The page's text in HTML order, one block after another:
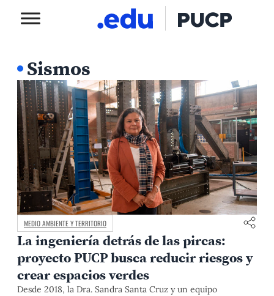
Sismos
MEDIO AMBIENTE Y TERRITORIO
La ingeniería detrás de las pircas:
proyecto PUCP busca reducir riesgos y
crear espacios verdes
Desde 2018, la Dra. Sandra Santa Cruz y un equipo